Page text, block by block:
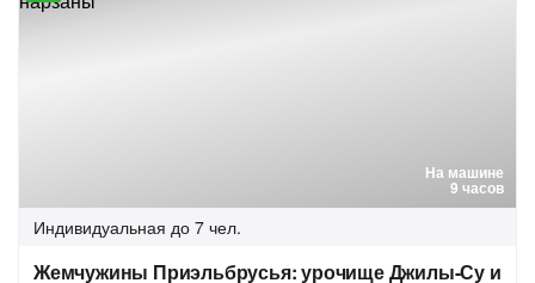
На машине
9 часов
Индивидуальная до 7 чел.
Жемчужины Приэльбрусья: урочище Джилы-Су и